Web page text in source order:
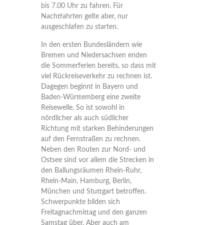
bis 7.00 Uhr zu fahren. Für
Nachtfahrten gelte aber, nur
ausgeschlafen zu starten.
In den ersten Bundesländern wie
Bremen und Niedersachsen enden
die Sommerferien bereits, so dass mit
viel Rückreiseverkehr zu rechnen ist.
Dagegen beginnt in Bayern und
Baden-Württemberg eine zweite
Reisewelle. So ist sowohl in
nördlicher als auch südlicher
Richtung mit starken Behinderungen
auf den Fernstraßen zu rechnen.
Neben den Routen zur Nord- und
Ostsee sind vor allem die Strecken in
den Ballungsräumen Rhein-Ruhr,
Rhein-Main, Hamburg, Berlin,
München und Stuttgart betroffen.
Schwerpunkte bilden sich
Freitagnachmittag und den ganzen
Samstag über. Aber auch am